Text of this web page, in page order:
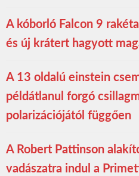
A kóborló Falcon 9
és új krátert hagyott
A 13 oldalú einstein
példátlanul forgó
polarizációjától függően
A Robert Pattinson
vadászatra indul a